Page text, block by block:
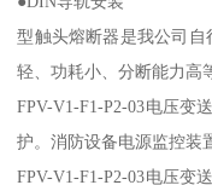
型触头熔断器是我公司
轻、功耗小、分断能力高
FPV-V1-F1-P2-03电压变
护。消防设备电源监控装
FPV-V1-F1-P2-03电压变